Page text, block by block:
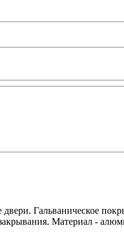
Гальваническое
Материал -